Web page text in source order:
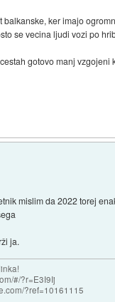
ker imajo
se vecina ljudi vozi po
gotovo manj vzgojeni
mislim da 2022 torej
ja.
#/?r=E3I9Ij
?ref=10161115